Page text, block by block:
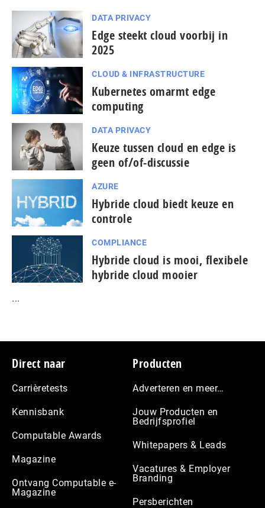
DATA PRIVACY
Edge steekt cloud voorbij in
2025
CLOUD & INFRASTRUCTURE
Kubernetes omarmt edge
computing
DATA PRIVACY
Keuze tussen cloud en edge is
geen of/of-discussie
AZURE
Hybride cloud biedt keuze en
controle
COMPLIANCE
Hybride cloud is mooi, flexibele
hybride cloud mooier
...
Footer
Direct naar
Carrièretests
Kennisbank
Computable Awards
Magazine
Ontvang Computable e-
Magazine
Producten
Adverteren en meer…
Jouw Producten en
Bedrijfsprofiel
Whitepapers & Leads
Vacatures & Employer
Branding
Persberichten